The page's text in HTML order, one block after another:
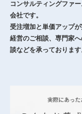
コンサルティングファ
会社です。
受注増加と単価アップ
経営のご相談、専門家
談などを承っております